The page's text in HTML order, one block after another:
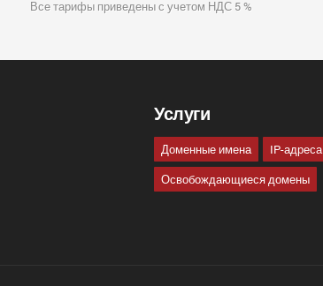
Все тарифы приведены с учетом НДС 5 %
Услуги
Доменные имена
IP-адреса
Освобождающиеся домены